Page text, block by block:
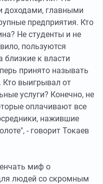
доходами, главными
предприятия. Кто
Не студенты и не
пользуются
к власти
принято называть
Кто выигрывал от
услуги? Конечно, не
оплачивают все
нажившие
- говорит Токаев
миф о
людей со скромным